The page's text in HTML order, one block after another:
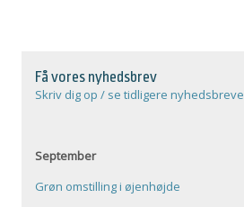
Få vores nyhedsbrev
Skriv dig op / se tidligere nyhedsbreve
September
Grøn omstilling i øjenhøjde